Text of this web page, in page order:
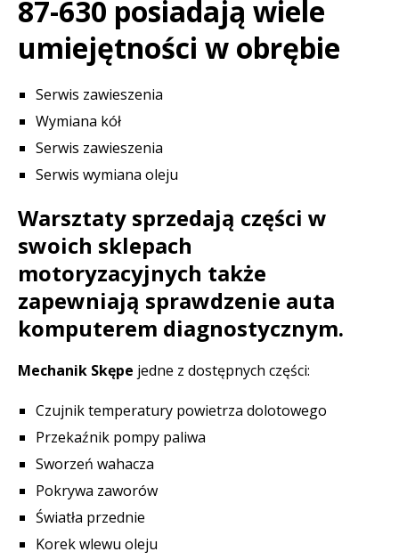
87-630 posiadają wiele
umiejętności w obrębie
Serwis zawieszenia
Wymiana kół
Serwis zawieszenia
Serwis wymiana oleju
Warsztaty sprzedają części w
swoich sklepach
motoryzacyjnych także
zapewniają sprawdzenie auta
komputerem diagnostycznym.
Mechanik Skępe jedne z dostępnych części:
Czujnik temperatury powietrza dolotowego
Przekaźnik pompy paliwa
Sworzeń wahacza
Pokrywa zaworów
Światła przednie
Korek wlewu oleju